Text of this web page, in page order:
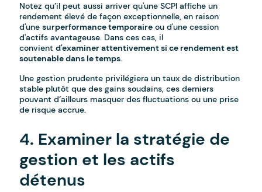
Notez qu’il peut aussi arriver qu'une SCPI affiche un
rendement élevé de façon exceptionnelle, en raison
d'unesurperformance temporaire ou d'une cession
d'actifs avantageuse. Dans ces cas, il
convientd'examiner attentivement si ce rendement est
soutenable dans le temps.
Une gestion prudente privilégiera un taux de distribution
stable plutôt que des gains soudains, ces derniers
pouvant d’ailleurs masquer des fluctuations ou une prise
de risque accrue.
4. Examiner la stratégie de
gestion et les actifs
détenus